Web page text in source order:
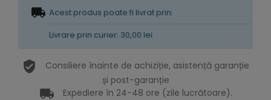
Acest produs poate fi livrat prin:
Livrare prin curier: 30,00 lei
Consiliere înainte de achiziție, asistență garanție
și post-garanție
Expediere în 24-48 ore (zile lucrătoare).